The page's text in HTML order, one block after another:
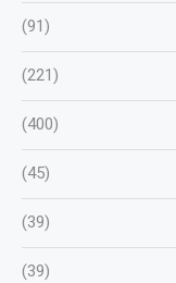
(91)
(221)
(400)
(45)
(39)
(39)